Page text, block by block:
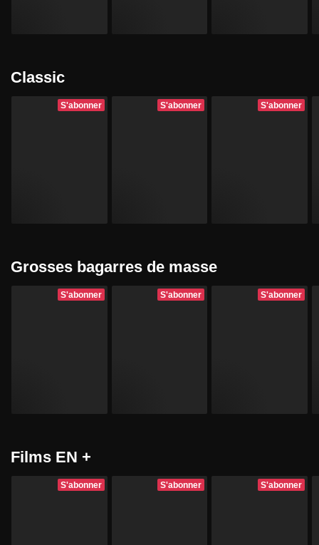
Classic
S'abonner S'abonner S'abonner
Grosses bagarres de masse
S'abonner S'abonner S'abonner
Films EN +
S'abonner S'abonner S'abonner